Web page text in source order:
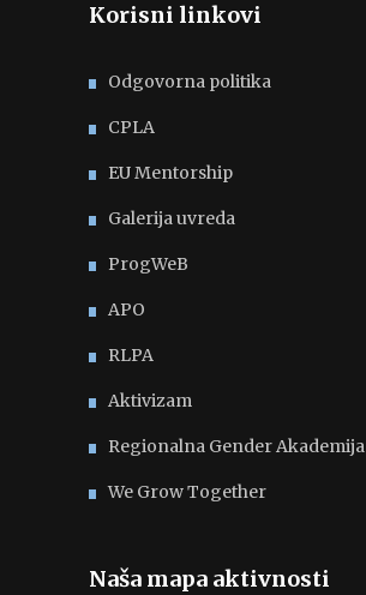
Korisni linkovi
Odgovorna politika
CPLA
EU Mentorship
Galerija uvreda
ProgWeB
APO
RLPA
Aktivizam
Regionalna Gender Akademija
We Grow Together
Naša mapa aktivnosti